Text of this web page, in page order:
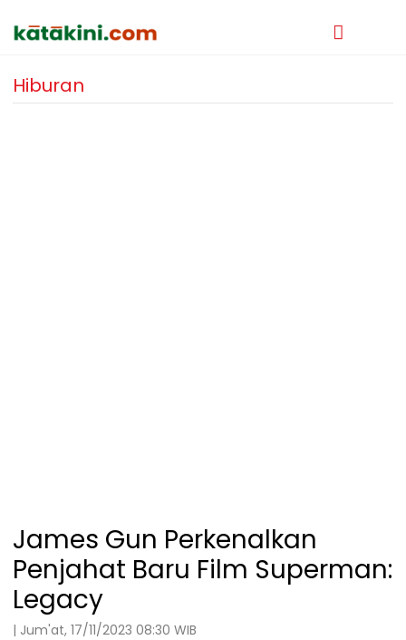
Hiburan
James Gun Perkenalkan
Penjahat Baru Film Superman:
Legacy
| Jum'at, 17/11/2023 08:30 WIB